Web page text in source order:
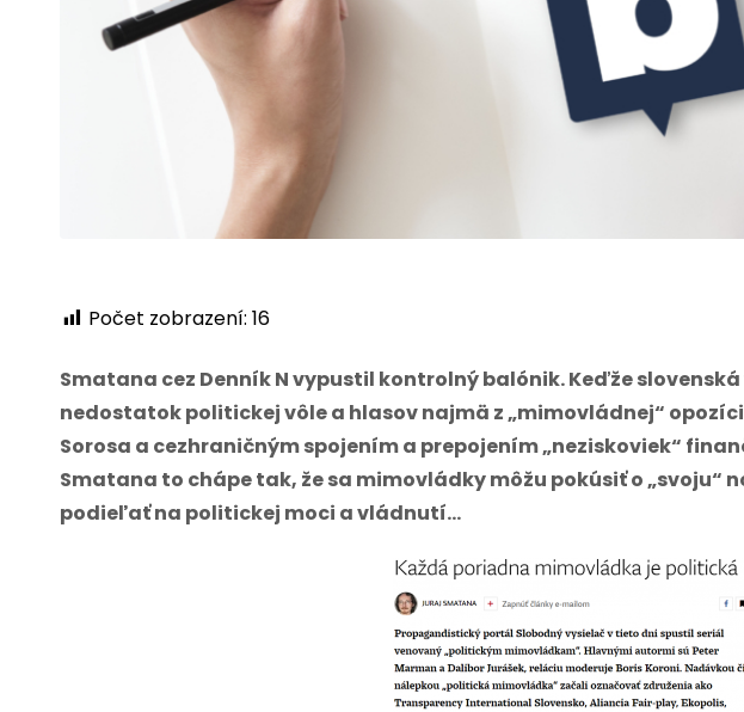
Počet zobrazení: 16
Smatana cez Denník N vypustil kontrolný balónik. Keďže
nedostatok politickej vôle a hlasov najmä z „mimovládnej“
Sorosa a cezhraničným spojením a prepojením „neziskoviek“
Smatana to chápe tak, že sa mimovládky môžu pokúsiť o „svoju“
podieľať na politickej moci a vládnutí…